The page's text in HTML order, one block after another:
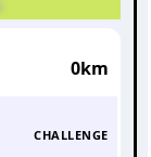
0km
CHALLENGE